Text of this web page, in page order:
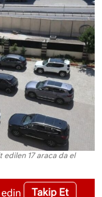
edilen 17 araca da el
Takip Et